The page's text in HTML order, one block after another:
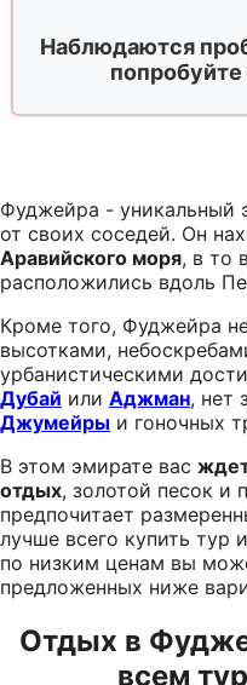
Наблюдаются
Фуджейра - уникальный
от своих соседей. Он
Аравийского моря, в то
расположились вдоль
Кроме того, Фуджейра
высотками,
урбанистическими
Дубай или Аджман, нет
Джумейры и гоночных
В этом эмирате вас
отдых, золотой песок и
предпочитает
лучше всего купить
по низким ценам вы
предложенных ниже
Отдых в
всем